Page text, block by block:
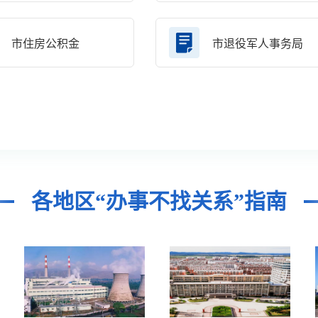
市住房公积金 市退役军人事务局
各地区“办事不找关系”指南